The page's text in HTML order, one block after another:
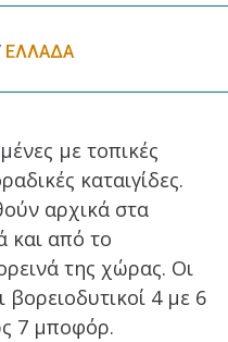
ΕΛΛΑΔA
με τοπικές
καταιγίδες.
αρχικά στα
και από το
της χώρας. Οι
4 με 6
7 μποφόρ.